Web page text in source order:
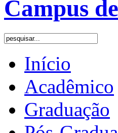
Início
Acadêmico
Graduação